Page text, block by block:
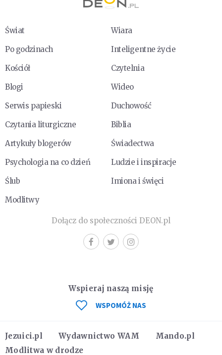
Świat
Wiara
Po godzinach
Inteligentne życie
Kościół
Czytelnia
Blogi
Wideo
Serwis papieski
Duchowość
Czytania liturgiczne
Biblia
Artykuły blogerów
Świadectwa
Psychologia na co dzień
Ludzie i inspiracje
Ślub
Imiona i święci
Modlitwy
Dołącz do społeczności DEON.pl
Jezuici.pl Wydawnictwo WAM
Mando.pl
Modlitwa w drodze
Wspieraj naszą misję
WSPOMÓŻ NAS